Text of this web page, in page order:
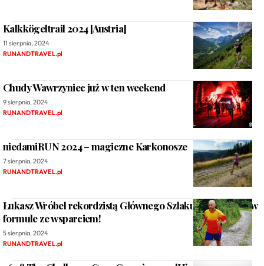
Kalkkögeltrail 2024 [Austria]
11 sierpnia, 2024
RUNANDTRAVEL.pl
Chudy Wawrzyniec już w ten weekend
9 sierpnia, 2024
RUNANDTRAVEL.pl
niedamiRUN 2024 – magiczne Karkonosze
7 sierpnia, 2024
RUNANDTRAVEL.pl
Łukasz Wróbel rekordzistą Głównego Szlaku Sudeckiego w
formule ze wsparciem!
5 sierpnia, 2024
RUNANDTRAVEL.pl